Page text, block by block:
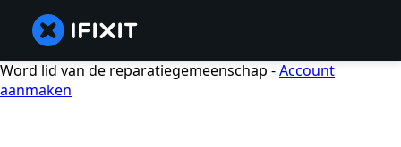
Word lid van de reparatiegemeenschap -Account
aanmaken